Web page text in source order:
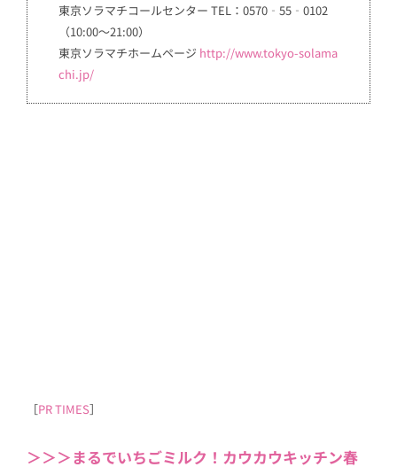
東京ソラマチコールセンター TEL：0570‐55‐0102
（10:00～21:00）
東京ソラマチホームページ http://www.tokyo-solama
chi.jp/
［PR TIMES］
＞＞＞まるでいちごミルク！カウカウキッチン春